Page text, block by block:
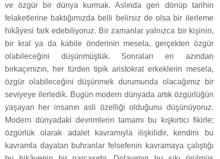
ve özgür bir dünya kurmak. Aslında geri dönüp tarihin
felaketlerine baktığımızda belli belirsiz de olsa bir ilerleme
hikâyesi fark edebiliyoruz. Bir zamanlar yalnızca bir kişinin,
bir kral ya da kabile önderinin mesela, gerçekten özgür
olabileceğini düşünmüştük. Sonraları en azından
birkaçımızın, her türden tipik aristokrat erkeklerin mesela,
özgür olabileceğini düşünmek durumunda olacağımız bir
seviyeye ilerledik. Bugün modern dünyada artık özgürlüğün
yaşayan her insanın asli özelliği olduğunu düşünüyoruz.
Modern dünyadaki devrimlerin tamamı bu kışkırtıcı fikirle;
özgürlük olarak adalet kavramıyla ilişkilidir, kendini bu
kavramla dayatan buhranlar felsefenin kavramaya çalıştığı